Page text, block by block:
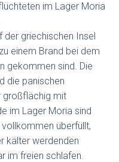
im Lager Moria
der griechischen Insel
einem Brand bei dem
gekommen sind. Die
die panischen
großflächig mit
im Lager Moria sind
überfüllt,
kälter werdenden
im freien schlafen.